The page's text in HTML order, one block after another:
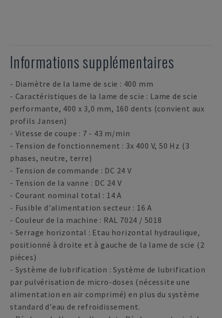
Informations supplémentaires
- Diamètre de la lame de scie : 400 mm
- Caractéristiques de la lame de scie : Lame de scie
performante, 400 x 3,0 mm, 160 dents (convient aux
profils Jansen)
- Vitesse de coupe : 7 - 43 m/min
- Tension de fonctionnement : 3x 400 V, 50 Hz (3
phases, neutre, terre)
- Tension de commande : DC 24 V
- Tension de la vanne : DC 24 V
- Courant nominal total : 14 A
- Fusible d'alimentation secteur : 16 A
- Couleur de la machine : RAL 7024 / 5018
- Serrage horizontal : Etau horizontal hydraulique,
positionné à droite et à gauche de la lame de scie (2
pièces)
- Système de lubrification : Système de lubrification
par pulvérisation de micro-doses (nécessite une
alimentation en air comprimé) en plus du système
standard d'eau de refroidissement.